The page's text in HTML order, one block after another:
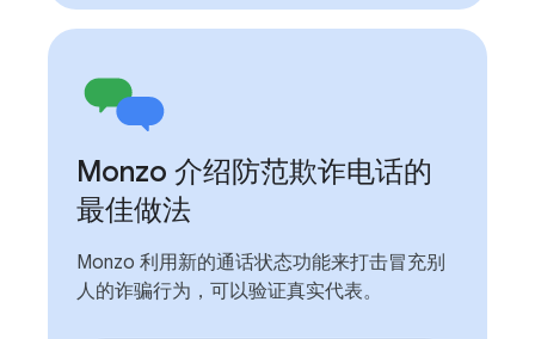
Monzo 介绍防范欺诈电话的
最佳做法
Monzo 利用新的通话状态功能来打击冒充别
人的诈骗行为，可以验证真实代表。